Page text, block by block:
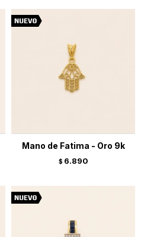
Mano de Fatima - Oro 9k
$ 6.890